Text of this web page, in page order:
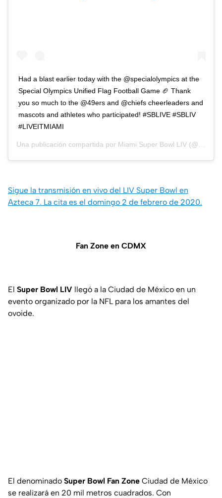
Had a blast earlier today with the @specialolympics at the
Special Olympics Unified Flag Football Game 🏈 Thank
you so much to the @49ers and @chiefs cheerleaders and
mascots and athletes who participated! #SBLIVE #SBLIV
#LIVEITMIAMI
Una publicación compartida por Miami Super Bowl LIV (@miasbliv) el
Sigue la transmisión en vivo del LIV Super Bowl en
Azteca 7. La cita es el domingo 2 de febrero de 2020.
Fan Zone en CDMX
El Super Bowl LIV llegó a la Ciudad de México en un
evento organizado por la NFL para los amantes del
ovoide.
El denominado Super Bowl Fan Zone Ciudad de México
se realizará en 20 mil metros cuadrados. Con